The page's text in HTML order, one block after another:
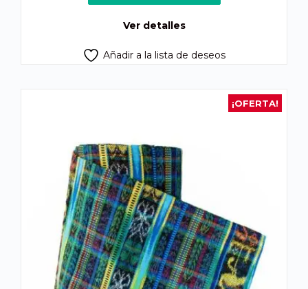
Ver detalles
Añadir a la lista de deseos
¡OFERTA!